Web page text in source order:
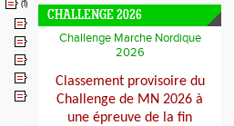
(1)
CHALLENGE 2026
Challenge Marche Nordique
2026
Classement provisoire du
Challenge de MN 2026 à
une épreuve de la fin